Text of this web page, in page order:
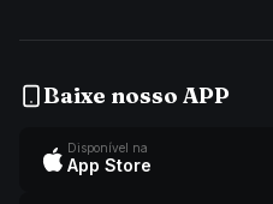
Baixe nosso APP
Disponível na
App Store